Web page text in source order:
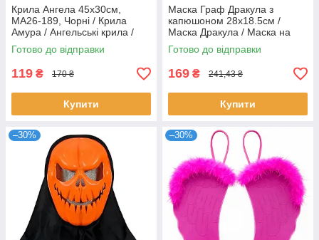
Крила Ангела 45х30см,
MA26-189, Чорні / Крила
Амура / Ангельські крила /
Крила на Хеллоуїн
Готово до відправки
119 ₴ 170 ₴
Купити
Маска Граф Дракула з
капюшоном 28х18.5см /
Маска Дракула / Маска на
Хелловін / Карнавальна
маска
Готово до відправки
169 ₴ 241,43 ₴
Купити
–30% –30%